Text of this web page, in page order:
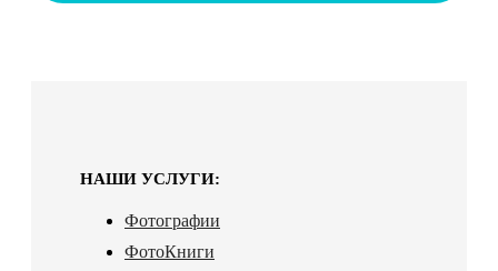
НАШИ УСЛУГИ:
Фотографии
ФотоКниги